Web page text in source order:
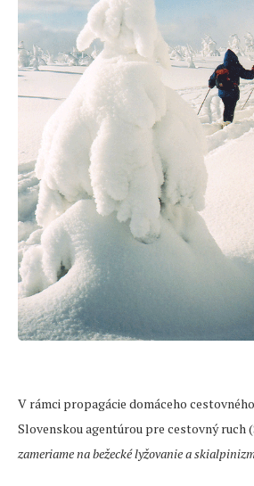
V rámci propagácie domáceho
Slovenskou agentúrou pre cestovný ruch
zameriame na bežecké lyžovanie a